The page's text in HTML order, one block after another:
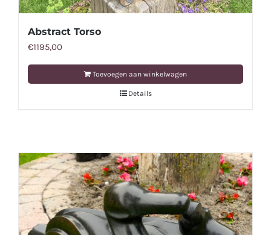
Abstract Torso
€1195,00
Toevoegen aan winkelwagen
Details